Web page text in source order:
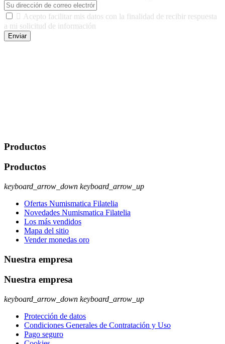
 Acepto facilitar mis datos con la finalidad de recibir respuesta
a mi solicitud de información
Enviar
Productos
Productos
keyboard_arrow_down keyboard_arrow_up
Ofertas Numismatica Filatelia
Novedades Numismatica Filatelia
Los más vendidos
Mapa del sitio
Vender monedas oro
Nuestra empresa
Nuestra empresa
keyboard_arrow_down keyboard_arrow_up
Protección de datos
Condiciones Generales de Contratación y Uso
Pago seguro